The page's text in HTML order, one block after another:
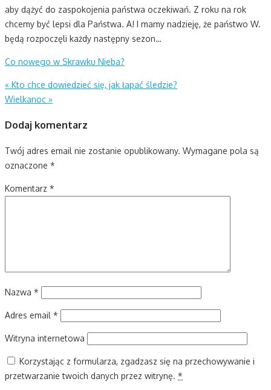
aby dążyć do zaspokojenia państwa oczekiwań. Z roku na rok
chcemy być lepsi dla Państwa. A! I mamy nadzieję, że państwo W.
będą rozpoczęli każdy następny sezon…
Co nowego w Skrawku Nieba?
Nawigacja
wpisu
« Kto chce dowiedzieć się, jak łapać śledzie?
Wielkanoc »
Dodaj komentarz
Twój adres email nie zostanie opublikowany. Wymagane pola są
oznaczone *
Komentarz *
Nazwa *
Adres email *
Witryna internetowa
Korzystając z formularza, zgadzasz się na przechowywanie i
przetwarzanie twoich danych przez witrynę. *